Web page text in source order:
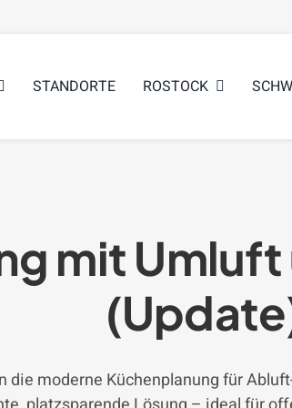
STANDORTE ROSTOCK
mit
moderne Küchenplanung für